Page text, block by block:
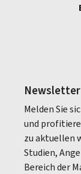
Newsletter
Melden Sie
und
zu aktuellen
Studien,
Bereich der